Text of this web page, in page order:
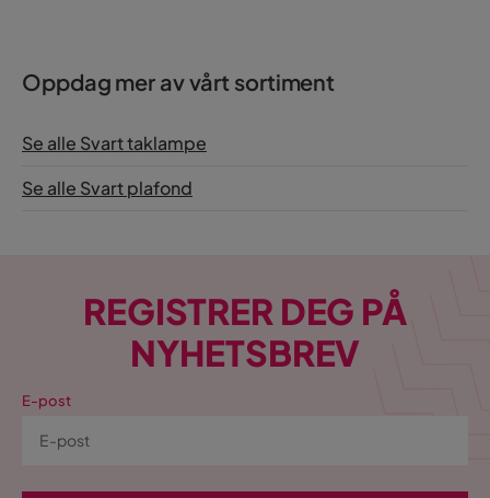
Oppdag mer av vårt sortiment
Se alle Svart taklampe
Se alle Svart plafond
REGISTRER DEG PÅ
NYHETSBREV
E-post